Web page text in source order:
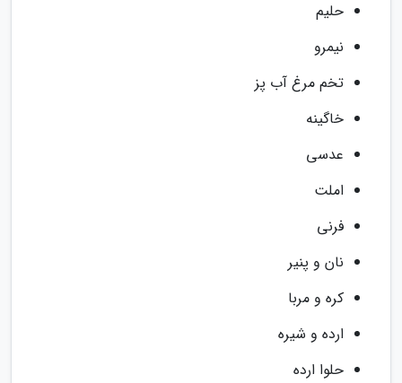
حلیم
نیمرو
تخم مرغ آب پز
خاگینه
عدسی
املت
فرنی
نان و پنیر
کره و مربا
ارده و شیره
حلوا ارده